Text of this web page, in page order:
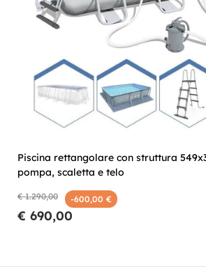
Piscina rettangolare con struttura
pompa, scaletta e telo
€ 1.290,00 -600,00 €
€ 690,00